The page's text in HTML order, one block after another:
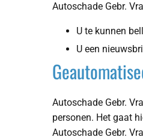
Autoschade Gebr.
U te kunnen
U een
Autoschade Gebr.
personen. Het gaat
Autoschade Gebr.